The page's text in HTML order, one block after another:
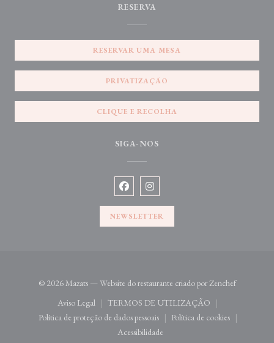
RESERVA
RESERVAR UMA MESA
PRIVATIZAÇÃO
CLIQUE E RECOLHA
SIGA-NOS
Facebook ((abre numa nova janela))
Instagram ((abre numa nova
NEWSLETTER
© 2026 Mazats — Website do restaurante criado porZenchef((abre
Aviso Legal
((abre numa nova janela))
TERMOS DE UTILIZAÇÃO
((abre numa nova janela))
Política de proteção de dados pessoais
((abre numa nova janela))
Política de cookies
((abre numa nova
Acessibilidade
((abre numa nova janela))